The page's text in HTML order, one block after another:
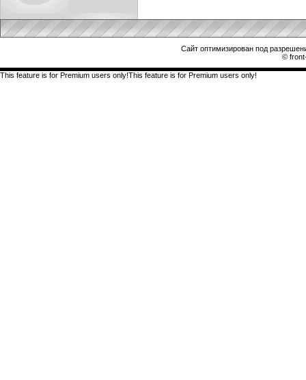
Сайт оптимизирован под
©
This feature is for Premium users only!This feature is for Premium users only!